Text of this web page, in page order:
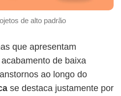
de alto padrão
que apresentam
de baixa
ao longo do
se destaca justamente por